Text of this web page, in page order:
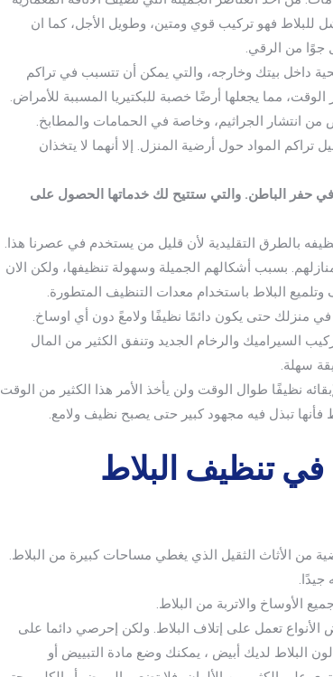
للبلاط فهو تركيب قوي ومتين، وطويل الأجل، كما ان
جوًا من الرقي.
داخل بيتك وخارجه، والتي يمكن أن تتسبب في تراكم
مما يجعلها أرضًا خصبة للبكتيريا المسببة للأمراض.
انتشار الجراثيم، وخاصة في الحمامات والمطابخ.
المواد حول أرضية المنزل. إلا أنهما لا يتخذان
حفر الباطن. والتي ستتيح لك خدماتها الحصول على
بالطرق التقليدية لأن قليل من يستخدم في عصرنا هذا.
بسبب أشكالهم الجميلة وسهولة تنظيفها، ولكن الان
البلاط باستخدام معدات التنظيف المتطورة.
حتى يكون دائمًا نظيفًا ولامعً دون أي اوساخ.
السيراميك والرخام الجديد وتنفق الكثير من المال
سهلة.
نظيفًا طوال الوقت ولن يأخذ الأمر هذا الكثير من الوقت
فأنها تبذل فيه مجهود كبير حتى يصبح نظيف ولامع.
تنظيف البلاط
من الأثاث الثقيل الذي يغطي مساحات كبيرة من البلاط.
الأوساخ والاتربة من البلاط.
تعمل على إتلاف البلاط. ولكن إحرصي دائما على
البلاط لديك أبيض ، يمكنك وضع مادة التبييض أو